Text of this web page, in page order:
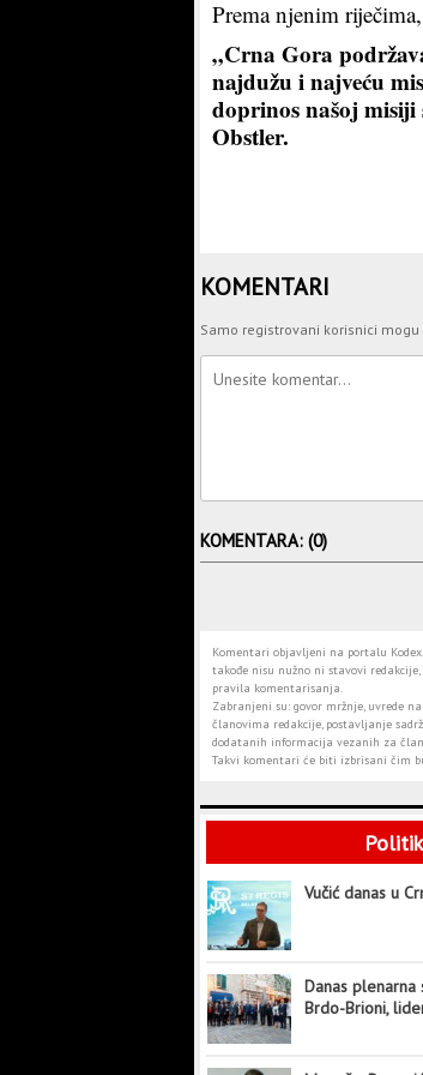
Prema njenim
„Crna Gora
najdužu i najveću
doprinos našoj
Obstler.
KOMENTARI
Samo registrovani korisnici
KOMENTARA: (0)
Komentari objavljeni na portalu
takođe nisu nužno ni stavovi
pravila komentarisanja.
Zabranjeni su: govor mržnje, uvrede
članovima redakcije, postavljanje
dodatanih informacija vezanih za
Takvi komentari će biti izbrisani čim
Vučić danas u
Danas plenarna
Brdo-Brioni,